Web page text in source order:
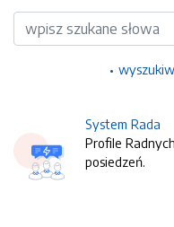
Wyszukiwarka
System Rada
Profile
posiedzeń.